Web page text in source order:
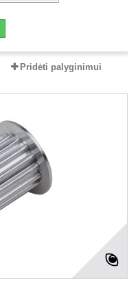
Pridėti palyginimui